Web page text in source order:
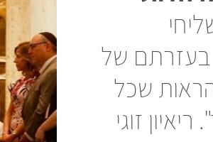
בעזרתם של
להראות שכל
זוגי